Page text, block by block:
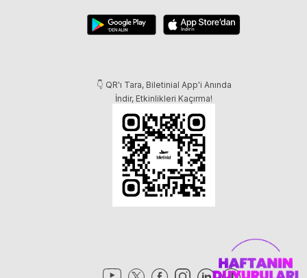
👇 QR'ı Tara, Biletinial App'i Anında
İndir, Etkinlikleri Kaçırma!